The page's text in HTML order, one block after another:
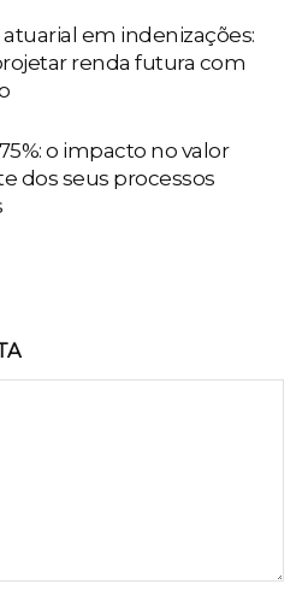
em indenizações:
renda futura com
o impacto no valor
dos seus processos